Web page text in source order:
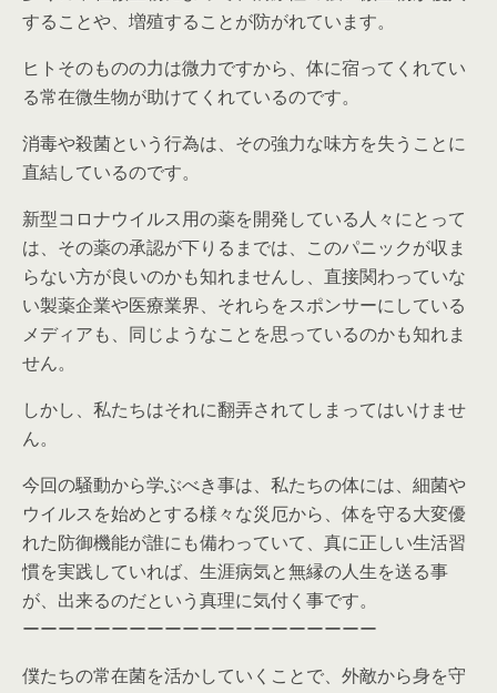
することや、増殖することが防がれています。
ヒトそのものの力は微力ですから、体に宿ってくれてい
る常在微生物が助けてくれているのです。
消毒や殺菌という行為は、その強力な味方を失うことに
直結しているのです。
新型コロナウイルス用の薬を開発している人々にとって
は、その薬の承認が下りるまでは、このパニックが収ま
らない方が良いのかも知れませんし、直接関わっていな
い製薬企業や医療業界、それらをスポンサーにしている
メディアも、同じようなことを思っているのかも知れま
せん。
しかし、私たちはそれに翻弄されてしまってはいけませ
ん。
今回の騒動から学ぶべき事は、私たちの体には、細菌や
ウイルスを始めとする様々な災厄から、体を守る大変優
れた防御機能が誰にも備わっていて、真に正しい生活習
慣を実践していれば、生涯病気と無縁の人生を送る事
が、出来るのだという真理に気付く事です。
ーーーーーーーーーーーーーーーーーーーー
僕たちの常在菌を活かしていくことで、外敵から身を守